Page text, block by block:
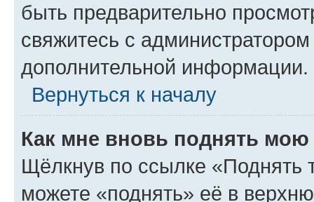
быть предварительно
свяжитесь с
дополнительной информации.
Вернуться к началу
Как мне вновь поднять мою
Щёлкнув по ссылке «Поднять
можете «поднять» её в